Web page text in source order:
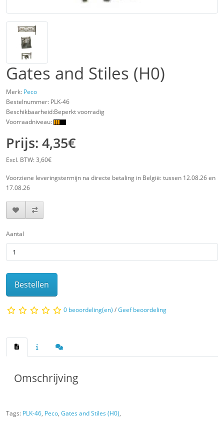
Gates and Stiles (H0)
Merk: Peco
Bestelnummer: PLK-46
Beschikbaarheid:Beperkt voorradig
Voorraadniveau:
Prijs: 4,35€
Excl. BTW: 3,60€
Voorziene leveringstermijn na directe betaling in België: tussen 12.08.26 en
17.08.26
Aantal
Bestellen
0 beoordeling(en) /Geef beoordeling
Omschrijving
Tags: PLK-46, Peco, Gates and Stiles (H0),